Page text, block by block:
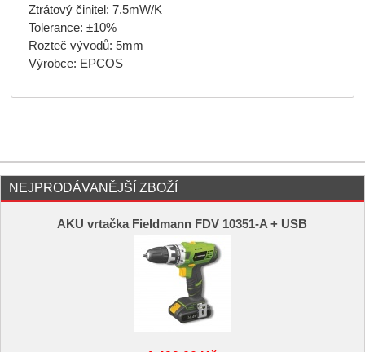
Ztrátový činitel: 7.5mW/K
Tolerance: ±10%
Rozteč vývodů: 5mm
Výrobce: EPCOS
NEJPRODÁVANĚJŠÍ ZBOŽÍ
AKU vrtačka Fieldmann FDV 10351-A + USB